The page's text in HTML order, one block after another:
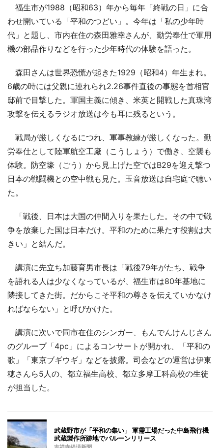
福生市が1988（昭和63）年から毎年「終戦の日」に合
わせ開いている「平和のつどい」。今年は「私の少年時
代」と題し、市内在住の森田雅幸さんが、勤労奉仕で軍用
機の部品作りなどを行った少年時代の体験を語った。
森田さんは世界恐慌が起きた1929（昭和4）年生まれ。
6歳の時には父親に連れられ2.26事件直後の事態を首相官
邸前で目撃した。軍国主義に傾き、米英と開戦した真珠湾
攻撃を伝えるラジオ放送は今も耳に残るという。
戦局が厳しくなるにつれ、軍事教練が厳しくなった。勤
労奉仕として陸軍航空工廠（こうしょう）で働き、空襲も
体験。防空壕（ごう）から見上げた空ではB29を迎え撃つ
日本の戦闘機との空中戦も見た。玉音放送は自宅庭で聴い
た。
「戦後、日本は大国の仲間入りを果たした。その中で戦
争を放棄した国は日本だけ。平和のために果たす役割は大
きい」と結んだ。
講演に先立ち加藤育男市長は「戦後79年がたち、戦争
を語れる人は少なくなっているが、福生市は80年基地に
隣接してきた街。だからこそ平和の尊さを伝えていかなけ
ればならない」と呼びかけた。
講演に次いで同市在住のシンガー、もんでんけんじさん
のグループ「4pc」によるコンサートが開かれ、「平和の
歌」「東京ブギウギ」などを披露。司会などの運営は伊東
穂さんら5人の、都立福生高校、都立多摩工科高校の生徒
が担当した。
武蔵野市が「平和の集い」 軍需工場だった中島飛行機
武蔵製作所跡地でバルーンリリース